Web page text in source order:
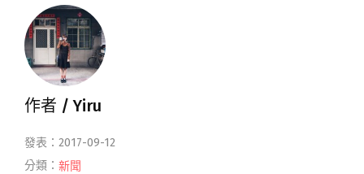
作者 /Yiru
發表：2017-09-12
分類： 新聞